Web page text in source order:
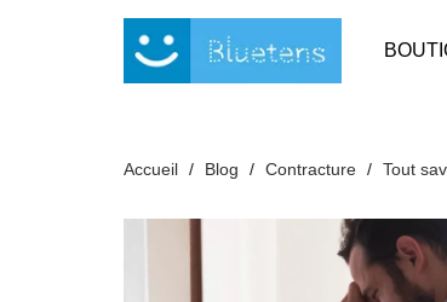
Accueil Blog Contracture Tout
Panneau de gestion des cookies